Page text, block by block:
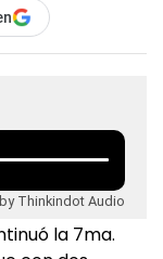
Thinkindot Audio
la 7ma.